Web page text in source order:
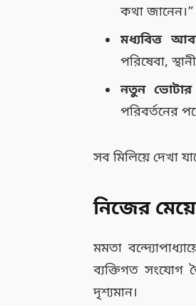
কথা জানেন।”
মধ্যবিত্ত
পরিষেবা,
নতুন
পরিবর্তনের
সব মিলিয়ে দেখা
নিজের
মমতা
ব্যক্তিগত সংযোগ
দৃশ্যমান।